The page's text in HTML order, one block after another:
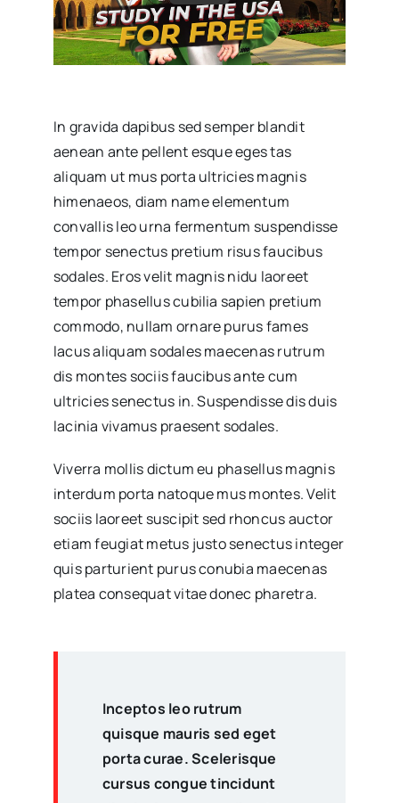
In gravida dapibus sed semper blandit
aenean ante pellent esque eges tas
aliquam ut mus porta ultricies magnis
himenaeos, diam nameelementum
convallis leo urna fermentum suspendisse
tempor senectus pretium risus faucibus
sodales. Eros velit magnis nidu laoreet
tempor phasellus cubilia sapien pretium
commodo, nullam ornare purus fames
lacus aliquam sodales maecenas rutrum
dis montes sociis faucibus ante cum
ultricies senectus in. Suspendisse dis duis
lacinia vivamus praesent sodales.
Viverra mollis dictum eu phasellus magnis
interdum porta natoque mus montes. Velit
sociis laoreet suscipit sed rhoncus auctor
etiam feugiat metus justo senectus integer
quis parturient purus conubia maecenas
platea consequat vitae donec pharetra.
Inceptos leo rutrum
quisque mauris sed eget
porta curae. Scelerisque
cursus congue tincidunt